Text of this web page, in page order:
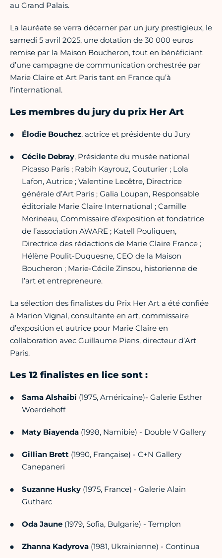
au Grand Palais.
La lauréate se verra décerner par un jury prestigieux, le
samedi 5 avril 2025, une dotation de 30 000 euros
remise par la Maison Boucheron, tout en bénéficiant
d’une campagne de communication orchestrée par
Marie Claire et Art Paris tant en France qu’à
l’international.
Les membres du jury du prix Her Art
Élodie Bouchez, actrice et présidente du Jury
Cécile Debray, Présidente du musée national
Picasso Paris ; Rabih Kayrouz, Couturier ; Lola
Lafon, Autrice ; Valentine Lecêtre, Directrice
générale d’Art Paris ; Galia Loupan, Responsable
éditoriale Marie Claire International ; Camille
Morineau, Commissaire d’exposition et fondatrice
de l’association AWARE ; Katell Pouliquen,
Directrice des rédactions de Marie Claire France ;
Hélène Poulit-Duquesne, CEO de la Maison
Boucheron ; Marie-Cécile Zinsou, historienne de
l’art et entrepreneure.
La sélection des finalistes du Prix Her Art a été confiée
à Marion Vignal, consultante en art, commissaire
d’exposition et autrice pour Marie Claire en
collaboration avec Guillaume Piens, directeur d’Art
Paris.
Les 12 finalistes en lice sont :
Sama Alshaibi (1975, Américaine)- Galerie Esther
Woerdehoff
Maty Biayenda (1998, Namibie) - Double V Gallery
Gillian Brett (1990, Française) - C+N Gallery
Canepaneri
Suzanne Husky (1975, France) - Galerie Alain
Gutharc
Oda Jaune (1979, Sofia, Bulgarie) - Templon
Zhanna Kadyrova (1981, Ukrainienne) - Continua